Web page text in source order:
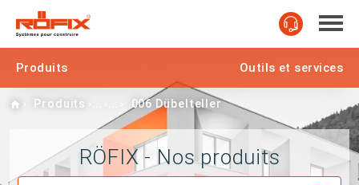
Produits Outils et services
Home
Produits 006 Dübelteller
RÖFIX - Nos produits